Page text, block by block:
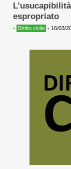
espropriato
• Diritto civile - 16/03/